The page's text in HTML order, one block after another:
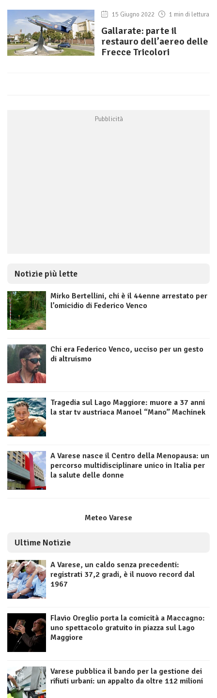
15 Giugno 2022 1 min di lettura
Gallarate: parte il
restauro dell’aereo delle
Frecce Tricolori
Notizie più lette
Mirko Bertellini, chi è il 44enne arrestato per
l’omicidio di Federico Venco
Chi era Federico Venco, ucciso per un gesto
di altruismo
Tragedia sul Lago Maggiore: muore a 37 anni
la star tv austriaca Manoel “Mano” Machinek
A Varese nasce il Centro della Menopausa: un
percorso multidisciplinare unico in Italia per
la salute delle donne
Meteo Varese
Ultime Notizie
A Varese, un caldo senza precedenti:
registrati 37,2 gradi, è il nuovo record dal
1967
Flavio Oreglio porta la comicità a Maccagno:
uno spettacolo gratuito in piazza sul Lago
Maggiore
Varese pubblica il bando per la gestione dei
rifiuti urbani: un appalto da oltre 112 milioni